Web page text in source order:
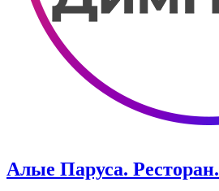
Алые Паруса. Ресторан.